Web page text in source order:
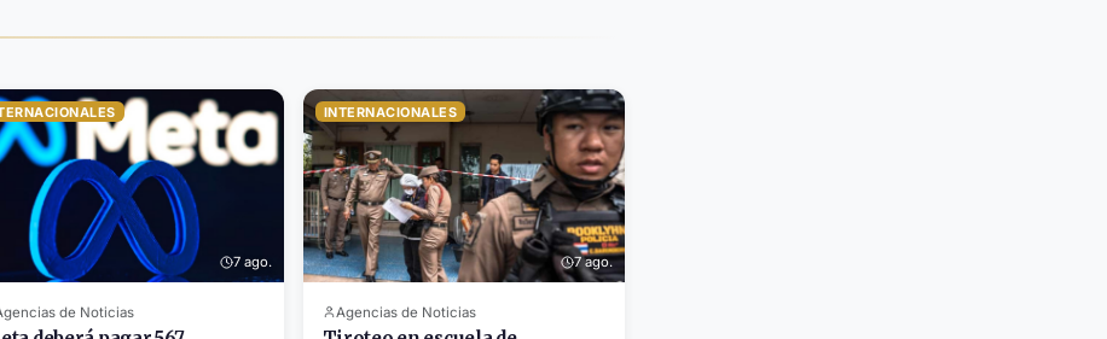
7 ago.
de Noticias
INTERNACIONALES
7 ago.
Agencias de Noticias